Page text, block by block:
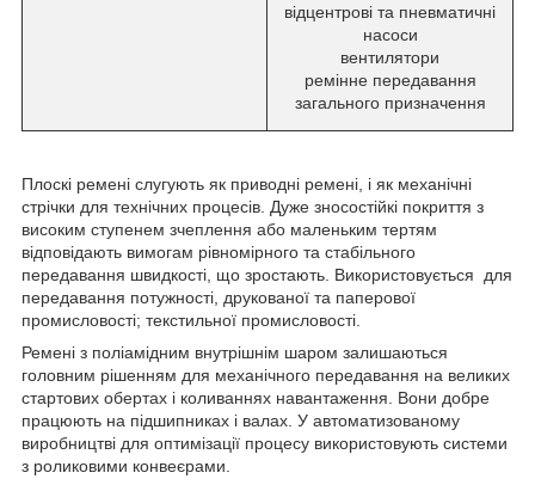
відцентрові та пневматичні
насоси
вентилятори
ремінне передавання
загального призначення
Плоскі ремені слугують як приводні ремені, і як механічні
стрічки для технічних процесів. Дуже зносостійкі покриття з
високим ступенем зчеплення або маленьким тертям
відповідають вимогам рівномірного та стабільного
передавання швидкості, що зростають. Використовується для
передавання потужності, друкованої та паперової
промисловості; текстильної промисловості.
Ремені з поліамідним внутрішнім шаром залишаються
головним рішенням для механічного передавання на великих
стартових обертах і коливаннях навантаження. Вони добре
працюють на підшипниках і валах. У автоматизованому
виробництві для оптимізації процесу використовують системи
з роликовими конвеєрами.